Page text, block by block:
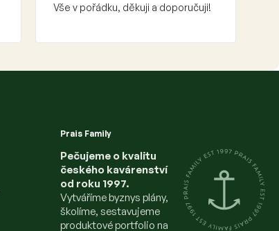
Vše v pořádku, děkuji a doporučuji!
Prais Family
Pečujeme o kvalitu
českého kavárenství
od roku 1997.
Vytváříme byznys plány,
školíme, sestavujeme
produktové portfolio na